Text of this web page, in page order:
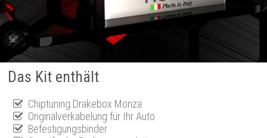
Das Kit enthält
Chiptuning Drakebox Monza
Originalverkabelung für Ihr Auto
Befestigungsbinder